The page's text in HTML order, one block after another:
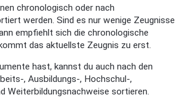
chronologisch oder nach
werden. Sind es nur wenige Zeugnisse
empfiehlt sich die chronologische
das aktuellste Zeugnis zu erst.
hast, kannst du auch nach den
, Ausbildungs-, Hochschul-,
Weiterbildungsnachweise sortieren.